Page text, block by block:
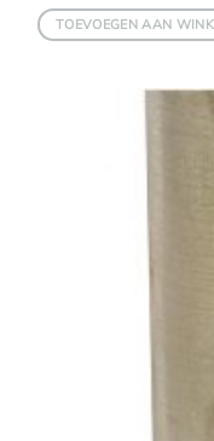
TOEVOEGEN AAN